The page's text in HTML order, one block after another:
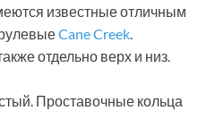
известные отличным
Cane Creek.
отдельно верх и низ.
Проставочные кольца